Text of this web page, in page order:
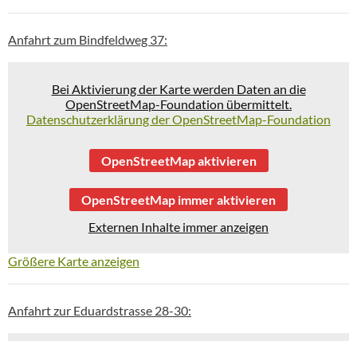
Anfahrt zum Bindfeldweg 37:
Bei Aktivierung der Karte werden Daten an die
OpenStreetMap-Foundation übermittelt.
Datenschutzerklärung der OpenStreetMap-Foundation
OpenStreetMap aktivieren
OpenStreetMap immer aktivieren
Externen Inhalte immer anzeigen
Größere Karte anzeigen
Anfahrt zur Eduardstrasse 28-30: